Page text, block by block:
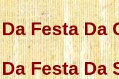
Festa Da
Festa Da